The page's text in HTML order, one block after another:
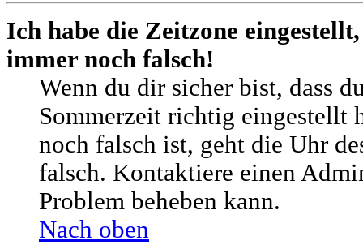
Ich habe die Zeitzone
immer noch falsch!
Wenn du dir sicher bist, dass
Sommerzeit richtig eingestellt
noch falsch ist, geht die Uhr
falsch. Kontaktiere einen
Problem beheben kann.
Nach oben